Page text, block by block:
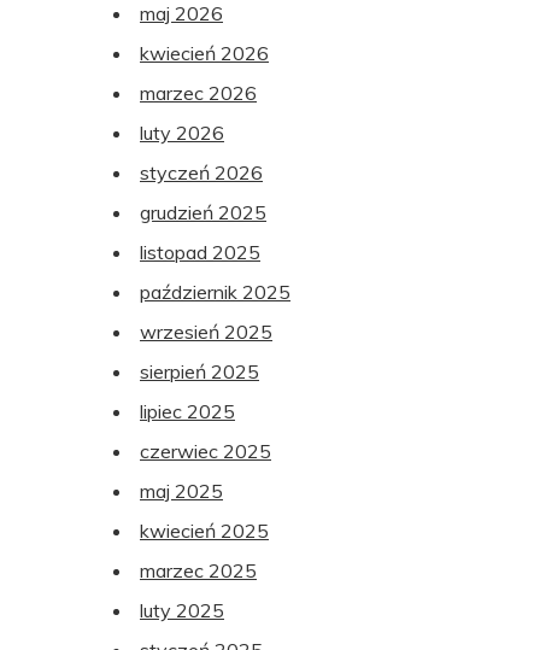
maj 2026
kwiecień 2026
marzec 2026
luty 2026
styczeń 2026
grudzień 2025
listopad 2025
październik 2025
wrzesień 2025
sierpień 2025
lipiec 2025
czerwiec 2025
maj 2025
kwiecień 2025
marzec 2025
luty 2025